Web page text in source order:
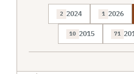
2026
1
2024
2
71
2015
10